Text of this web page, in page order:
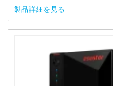
製品詳細を見る